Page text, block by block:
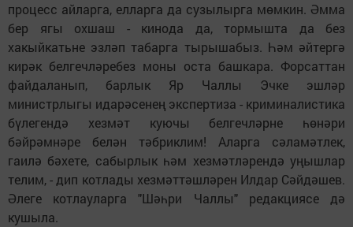
процесс айларга, елларга да сузылырга мөмкин. Әмма
бер ягы охшаш - кинода да, тормышта да без
хакыйкатьне эзләп табарга тырышабыз. Һәм әйтергә
кирәк белгечләребез моны оста башкара. Форсаттан
файдаланып, барлык Яр Чаллы Эчке эшләр
министрлыгы идарәсенең экспертиза - криминалистика
бүлегендә хезмәт куючы белгечләрне һөнәри
бәйрәмнәре белән тәбриклим! Аларга сәламәтлек,
гаилә бәхете, сабырлык һәм хезмәтләрендә уңышлар
телим, - дип котлады хезмәттәшләрен Илдар Сәйдәшев.
Әлеге котлауларга "Шәһри Чаллы" редакциясе дә
кушыла.